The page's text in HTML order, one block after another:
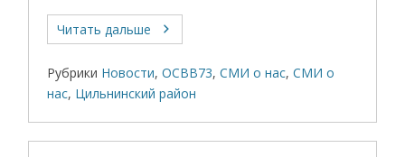
Читать дальше
Рубрики Новости,ОСВВ73,СМИ о нас,СМИ о
нас, Цильнинский район